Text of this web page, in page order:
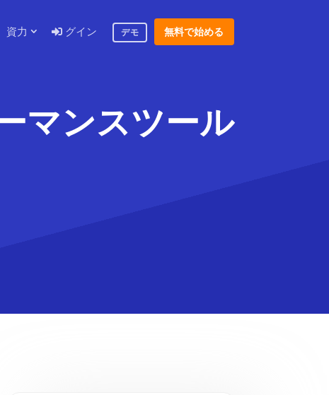
資力 グイン デモ 無料で始める
マンスツール